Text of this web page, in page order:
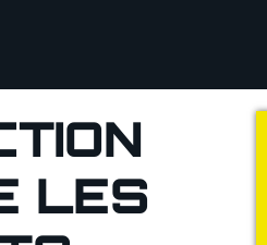
LES